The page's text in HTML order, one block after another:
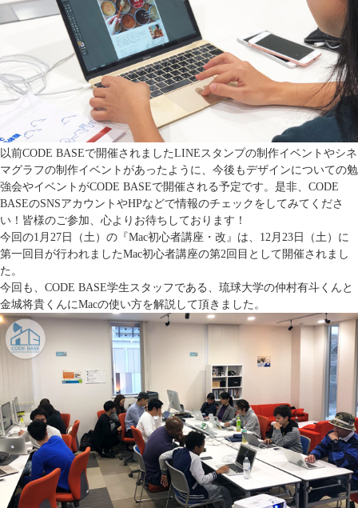
以前CODE BASEで開催されましたLINEスタンプの制作イベントやシネ
マグラフの制作イベントがあったように、今後もデザインについての勉
強会やイベントがCODE BASEで開催される予定です。是非、CODE
BASEのSNSアカウントやHPなどで情報のチェックをしてみてくださ
い！皆様のご参加、心よりお待ちしております！
今回の1月27日（土）の『Mac初心者講座・改』は、12月23日（土）に
第一回目が行われましたMac初心者講座の第2回目として開催されまし
た。
今回も、CODE BASE学生スタッフである、琉球大学の仲村有斗くんと
金城将貴くんにMacの使い方を解説して頂きました。